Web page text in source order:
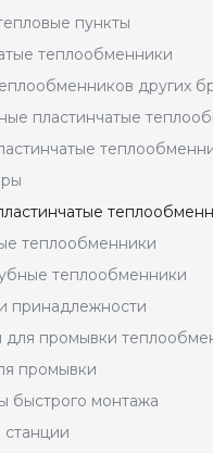
пункты
теплообменники
других
пластинчатые
теплообменники
теплообменники
принадлежности
промывки
промывки
быстрого монтажа